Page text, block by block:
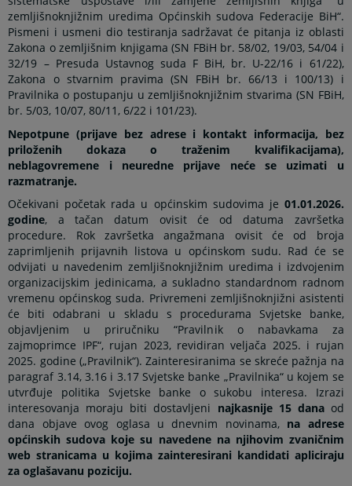
zemljišnoknjižnim uredima Općinskih sudova Federacije BiH“.
Pismeni i usmeni dio testiranja sadržavat će pitanja iz oblasti
Zakona o zemljišnim knjigama (SN FBiH br. 58/02, 19/03, 54/04 i
32/19 – Presuda Ustavnog suda F BiH, br. U-22/16 i 61/22),
Zakona o stvarnim pravima (SN FBiH br. 66/13 i 100/13) i
Pravilnika o postupanju u zemljišnoknjižnim stvarima (SN FBiH,
br. 5/03, 10/07, 80/11, 6/22 i 101/23).
Nepotpune (prijave bez adrese i kontakt informacija, bez
priloženih dokaza o traženim kvalifikacijama),
neblagovremene i neuredne prijave neće se uzimati u
razmatranje.
Očekivani početak rada u općinskim sudovima je 01.01.2026.
godine, a tačan datum ovisit će od datuma završetka
procedure. Rok završetka angažmana ovisit će od broja
zaprimljenih prijavnih listova u općinskom sudu. Rad će se
odvijati u navedenim zemljišnoknjižnim uredima i izdvojenim
organizacijskim jedinicama, a sukladno standardnom radnom
vremenu općinskog suda. Privremeni zemljišnoknjižni asistenti
će biti odabrani u skladu s procedurama Svjetske banke,
objavljenim u priručniku “Pravilnik o nabavkama za
zajmoprimce IPF“, rujan 2023, revidiran veljača 2025. i rujan
2025. godine („Pravilnik“). Zainteresiranima se skreće pažnja na
paragraf 3.14, 3.16 i 3.17 Svjetske banke „Pravilnika“ u kojem se
utvrđuje politika Svjetske banke o sukobu interesa. Izrazi
interesovanja moraju biti dostavljeni najkasnije 15 danaod
dana objave ovog oglasa u dnevnim novinama, na adrese
općinskih sudova koje su navedene na njihovim zvaničnim
web stranicama u kojima zainteresirani kandidati apliciraju
za oglašavanu poziciju.